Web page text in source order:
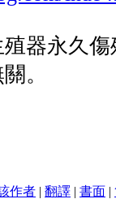
器永久
。
作者 | 翻譯 | 書面 |